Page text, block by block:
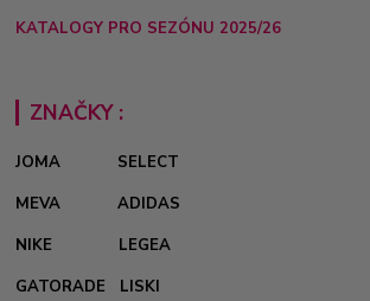
KATALOGY PRO SEZÓNU 2025/26
ZNAČKY :
JOMA
SELECT
MEVA
ADIDAS
NIKE
LEGEA
GATORADE
LISKI